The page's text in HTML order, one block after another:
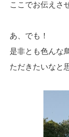
ここでお伝えさ
あ、でも！
是非とも色んな
ただきたいなと